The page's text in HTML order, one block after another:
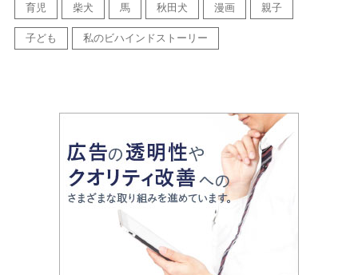
育児 柴犬 馬 秋田犬 漫画 親子
子ども 私のビハインドストーリー